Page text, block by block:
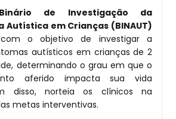
de Investigação da
Autística em Crianças (BINAUT)
o objetivo de investigar a
autísticos em crianças de 2
determinando o grau em que o
aferido impacta sua vida
disso, norteia os clínicos na
metas interventivas.